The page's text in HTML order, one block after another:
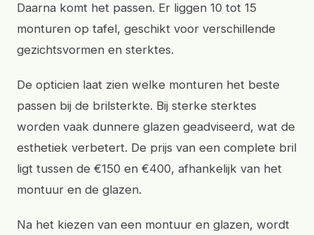
Daarna komt het passen. Er liggen 10 tot 15
monturen op tafel, geschikt voor verschillende
gezichtsvormen en sterktes.
De opticien laat zien welke monturen het beste
passen bij de brilsterkte. Bij sterke sterktes
worden vaak dunnere glazen geadviseerd, wat de
esthetiek verbetert. De prijs van een complete bril
ligt tussen de €150 en €400, afhankelijk van het
montuur en de glazen.
Na het kiezen van een montuur en glazen, wordt